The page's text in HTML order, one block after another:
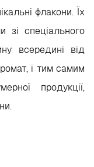
флакони. Їх
зі спеціального
всередині від
і тим самим
продукції,